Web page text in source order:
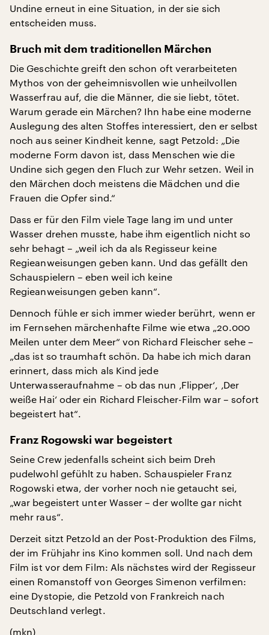
Undine erneut in eine Situation, in der sie sich
entscheiden muss.
Bruch mit dem traditionellen Märchen
Die Geschichte greift den schon oft verarbeiteten
Mythos von der geheimnisvollen wie unheilvollen
Wasserfrau auf, die die Männer, die sie liebt, tötet.
Warum gerade ein Märchen? Ihn habe eine moderne
Auslegung des alten Stoffes interessiert, den er selbst
noch aus seiner Kindheit kenne, sagt Petzold: „Die
moderne Form davon ist, dass Menschen wie die
Undine sich gegen den Fluch zur Wehr setzen. Weil in
den Märchen doch meistens die Mädchen und die
Frauen die Opfer sind.“
Dass er für den Film viele Tage lang im und unter
Wasser drehen musste, habe ihm eigentlich nicht so
sehr behagt – „weil ich da als Regisseur keine
Regieanweisungen geben kann. Und das gefällt den
Schauspielern – eben weil ich keine
Regieanweisungen geben kann“.
Dennoch fühle er sich immer wieder berührt, wenn er
im Fernsehen märchenhafte Filme wie etwa „20.000
Meilen unter dem Meer“ von Richard Fleischer sehe –
„das ist so traumhaft schön. Da habe ich mich daran
erinnert, dass mich als Kind jede
Unterwasseraufnahme – ob das nun ‚Flipper‘, ‚Der
weiße Hai‘ oder ein Richard Fleischer-Film war – sofort
begeistert hat“.
Franz Rogowski war begeistert
Seine Crew jedenfalls scheint sich beim Dreh
pudelwohl gefühlt zu haben. Schauspieler Franz
Rogowski etwa, der vorher noch nie getaucht sei,
„war begeistert unter Wasser – der wollte gar nicht
mehr raus“.
Derzeit sitzt Petzold an der Post-Produktion des Films,
der im Frühjahr ins Kino kommen soll. Und nach dem
Film ist vor dem Film: Als nächstes wird der Regisseur
einen Romanstoff von Georges Simenon verfilmen:
eine Dystopie, die Petzold von Frankreich nach
Deutschland verlegt.
(mkn)